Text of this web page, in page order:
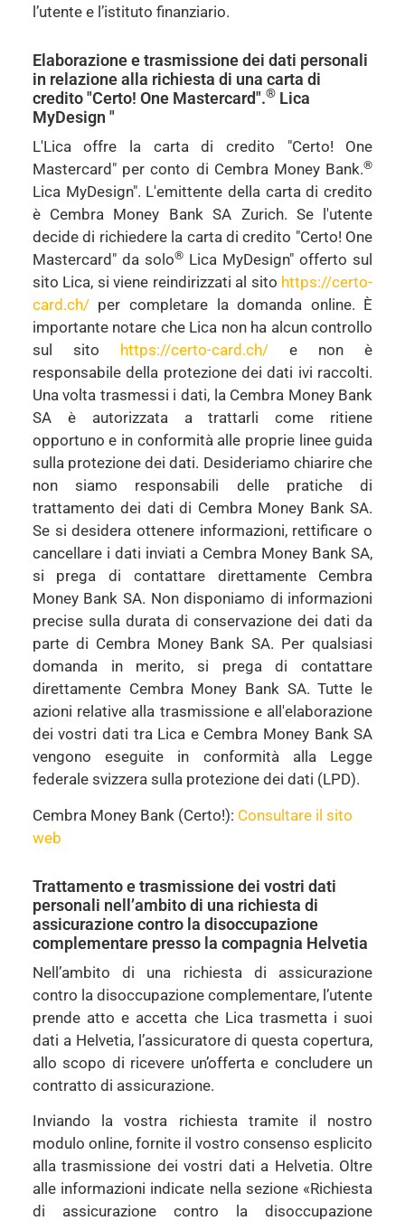
l’utente e l’istituto finanziario.
Elaborazione e trasmissione dei dati personali
in relazione alla richiesta di una carta di
credito "Certo! One Mastercard".®Lica
MyDesign "
L'Lica offre la carta di credito "Certo! One
Mastercard" per conto di Cembra Money Bank.®
Lica MyDesign". L'emittente della carta di credito
è Cembra Money Bank SA Zurich. Se l'utente
decide di richiedere la carta di credito "Certo! One
Mastercard" da solo®Lica MyDesign" offerto sul
sito Lica, si viene reindirizzati al sito https://certo-
card.ch/per completare la domanda online. È
importante notare che Lica non ha alcun controllo
sul sito https://certo-card.ch/e non è
responsabile della protezione dei dati ivi raccolti.
Una volta trasmessi i dati, la Cembra Money Bank
SA è autorizzata a trattarli come ritiene
opportuno e in conformità alle proprie linee guida
sulla protezione dei dati. Desideriamo chiarire che
non siamo responsabili delle pratiche di
trattamento dei dati di Cembra Money Bank SA.
Se si desidera ottenere informazioni, rettificare o
cancellare i dati inviati a Cembra Money Bank SA,
si prega di contattare direttamente Cembra
Money Bank SA. Non disponiamo di informazioni
precise sulla durata di conservazione dei dati da
parte di Cembra Money Bank SA. Per qualsiasi
domanda in merito, si prega di contattare
direttamente Cembra Money Bank SA. Tutte le
azioni relative alla trasmissione e all'elaborazione
dei vostri dati tra Lica e Cembra Money Bank SA
vengono eseguite in conformità alla Legge
federale svizzera sulla protezione dei dati (LPD).
Cembra Money Bank (Certo!): Consultare il sito
web
Trattamento e trasmissione dei vostri dati
personali nell’ambito di una richiesta di
assicurazione contro la disoccupazione
complementare presso la compagnia Helvetia
Nell’ambito di una richiesta di assicurazione
contro la disoccupazione complementare, l’utente
prende atto e accetta che Lica trasmetta i suoi
dati a Helvetia, l’assicuratore di questa copertura,
allo scopo di ricevere un’offerta e concludere un
contratto di assicurazione.
Inviando la vostra richiesta tramite il nostro
modulo online, fornite il vostro consenso esplicito
alla trasmissione dei vostri dati a Helvetia. Oltre
alle informazioni indicate nella sezione «Richiesta
di assicurazione contro la disoccupazione